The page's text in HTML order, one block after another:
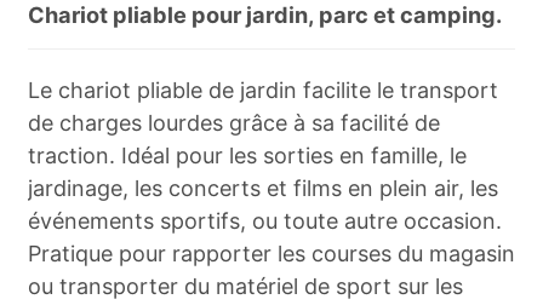
Chariot pliable pour jardin, parc et camping.
Le chariot pliable de jardin facilite le transport
de charges lourdes grâce à sa facilité de
traction. Idéal pour les sorties en famille, le
jardinage, les concerts et films en plein air, les
événements sportifs, ou toute autre occasion.
Pratique pour rapporter les courses du magasin
ou transporter du matériel de sport sur les